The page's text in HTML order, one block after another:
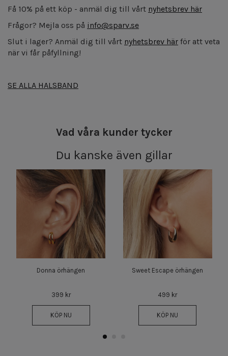
Få 10% på ett köp - anmäl dig till vårt nyhetsbrev här
Frågor? Mejla oss på info@sparv.se
Slut i lager? Anmäl dig till vårt nyhetsbrev här för att veta
när vi får påfyllning!
SE ALLA HALSBAND
Vad våra kunder tycker
Du kanske även gillar
Donna örhängen
399 kr
KÖP NU
Sweet Escape örhängen
499 kr
KÖP NU